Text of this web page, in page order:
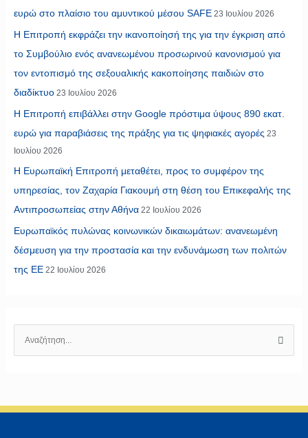
ευρώ στο πλαίσιο του αμυντικού μέσου SAFE 23 Ιουλίου 2026
Η Επιτροπή εκφράζει την ικανοποίησή της για την έγκριση από
το Συμβούλιο ενός ανανεωμένου προσωρινού κανονισμού για
τον εντοπισμό της σεξουαλικής κακοποίησης παιδιών στο
διαδίκτυο 23 Ιουλίου 2026
Η Επιτροπή επιβάλλει στην Google πρόστιμα ύψους 890 εκατ.
ευρώ για παραβιάσεις της πράξης για τις ψηφιακές αγορές 23
Ιουλίου 2026
Η Ευρωπαϊκή Επιτροπή μεταθέτει, προς το συμφέρον της
υπηρεσίας, τον Ζαχαρία Γιακουμή στη θέση του Επικεφαλής της
Αντιπροσωπείας στην Αθήνα 22 Ιουλίου 2026
Ευρωπαϊκός πυλώνας κοινωνικών δικαιωμάτων: ανανεωμένη
δέσμευση για την προστασία και την ενδυνάμωση των πολιτών
της ΕΕ 22 Ιουλίου 2026
ν
ή